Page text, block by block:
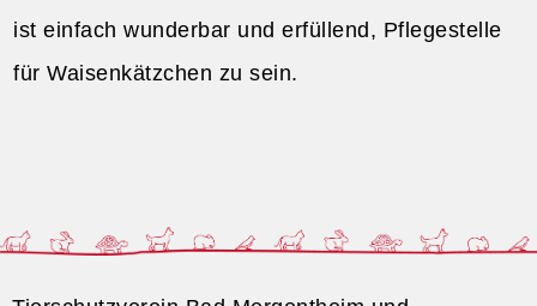
ist einfach wunderbar und erfüllend, Pflegestelle
für Waisenkätzchen zu sein.